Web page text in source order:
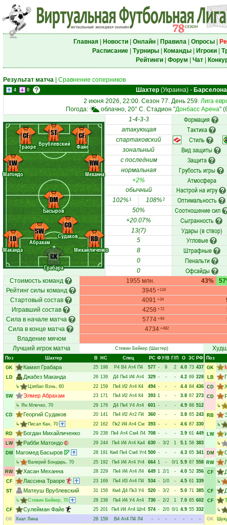
Главная| Новости| Онлайн| Правила| Опросы|
Расписание| Турниры| Команды| Игроки|
Рейтинги| Форум Чат|
Результат матча Сравнение соперников
4 0 Шахтер(Украина)- Барселона
2 июня 2026, 22:00. Сезон 77. День 259. Лига
Погода:
облачно, 20° C. Стадион "Донбасс Арена"
Грабара
Маканда
Абрахам
Судаков
Михайличенко
Матондо
Басыров
Механна
Траоре Врублевский Файе
GK
LD
SW
CD
RD
LW
DM
RW
CF ST CF
1-4-3-3 Формация
атакующая Тактика
спартаковский Стиль
зональный Вид защиты
с последним Защита
нормальная Грубость игры
+2% Атмосфера
обычный Настрой на игру
102%1 108%2 Оптимальность
50% Соотношение сил
+20.07% Сыгранность
13(7) Удары (в створ)
5 Угловые
8 Штрафные
0 Пенальти
0 Офсайды
Стоимость команд 1955 млн. 43%
Рейтинг силы команд
3945 +118
Стартовый состав 4091 +34
Игравший состав
4258 +72
Сила в начале матча
5774 +94
Сила в конце матча
4734 +482
Владение мячом
Лучший игрок матча
Стевин Бейкер(Шахтер)
Поз Шахтер В НC Спец РC ФУ/В Г/П О ЗС РФ
GK
Камил Грабара 25 198 Р4 В4 Ат4 П4 577 - 9 2 4.0 73 437
LD
Джабез Маканда 26 139 Д4 Пк4 И4 Ат4 329 - - - 4.2 69 228
↳
Цзябао Вэнь, 60 22 159 Пк4 И2 Ат4 К4 494 - - - 4.4 84 436
SW
Элмер Абрахам 23 171 Пк4 И2 Ат4 К4 393 1 - - 3.8 67 273
↳ Ян Млечко, 70 29 176 Д4 Пк4 У4 Ат4 601 - - - 4.9 88 512
CD
Георгий Судаков 20 141 Пк4 И2 Ат2 П4 360 - - - 3.8 65 243
↳
Писал Кан, 70 22 162 Пк2 И4 Ат4 См 393 - - - 4.6 87 330
RD
Богдан Михайличенко 29 238 Пк4 Ат4 См4 Л4 708 - - - 3.9 61 449
LW
Рабби Матондо 29 244 Пк4 И4 Ат4 Ка4 630 - 3/2 1 5.1 58 383
DM
Магомед Басыров 28 191 Км4 Пк4 См4 Уг4 500 - - - 4.3 65 341
↳
Валерий Бондарь, 70 25 192 Пк4 И4 Ат4 Уг4 664 1 - 0/1 5.9 87 558
RW
Хасан Механна 28 229 Пк4 И4 Ат4 Л4 649 1 2/1 - 4.0 52 356
CF
Лассина Траоре 23 169 Пк4 И3 Ат4 П4 534 - 1/0 - 4.5 61 339
ST
Матеуш Врублевский 31 156 Км4 Д4 Пк3 У4 520 - 3/2 - 5.0 71 385
↳
Стевин Бейкер, 70 28 238 Пк4 И4 У4 Ат4 730 - 2/2 1 7.0 85 602
CF
Сулейман Файе 25 201 Пк4 И4 Ат4 Шт4 574 - 2/0 0/1 4.9 55 332
GK
Хнат Лина 26 159 В4 Ат4 П4 Л4 - - - - - -
-
Поз
GK
LB
CD
CD
↳
RB
↳
LW
↳
DM
RW
CF
↳
CF
CF
↳
GK